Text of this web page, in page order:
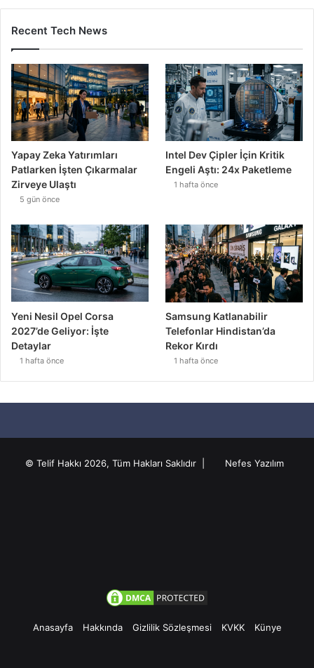
Recent Tech News
Yapay Zeka Yatırımları
Patlarken İşten Çıkarmalar
Zirveye Ulaştı
5 gün önce
Intel Dev Çipler İçin Kritik
Engeli Aştı: 24x Paketleme
1 hafta önce
Yeni Nesil Opel Corsa
2027’de Geliyor: İşte
Detaylar
1 hafta önce
Samsung Katlanabilir
Telefonlar Hindistan’da
Rekor Kırdı
1 hafta önce
© Telif Hakkı 2026, Tüm Hakları Saklıdır | Nefes Yazılım
Anasayfa Hakkında Gizlilik Sözleşmesi KVKK Künye